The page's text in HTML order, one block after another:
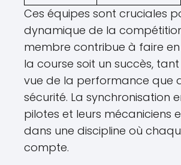
Ces équipes sont cruciales
dynamique de la
membre contribue à faire
la course soit un succès,
vue de la performance que
sécurité. La synchronisation
pilotes et leurs mécaniciens
dans une discipline où
compte.